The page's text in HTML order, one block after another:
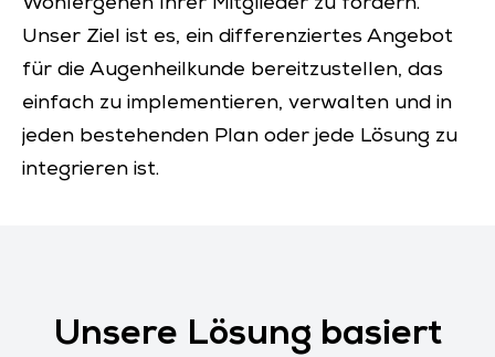
Wohlergehen Ihrer Mitglieder zu fördern.
Unser Ziel ist es, ein differenziertes Angebot
für die Augenheilkunde bereitzustellen, das
einfach zu implementieren, verwalten und in
jeden bestehenden Plan oder jede Lösung zu
integrieren ist.
Unsere Lösung basiert